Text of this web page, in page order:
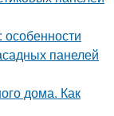
панелей
дома. Как